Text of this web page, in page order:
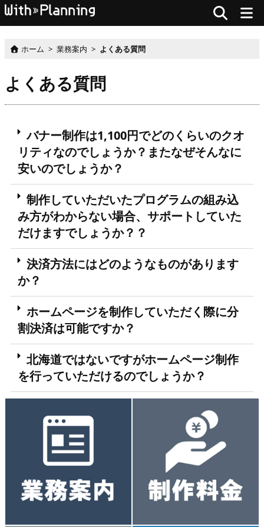
ホーム > 業務案内 > よくある質問
よくある質問
バナー制作は1,100円でどのくらいのクオ
リティなのでしょうか？またなぜそんなに
安いのでしょうか？
制作していただいたプログラムの組み込
み方がわからない場合、サポートしていた
だけますでしょうか？？
決済方法にはどのようなものがあります
か？
ホームページを制作していただく際に分
割決済は可能ですか？
北海道ではないですがホームページ制作
を行っていただけるのでしょうか？